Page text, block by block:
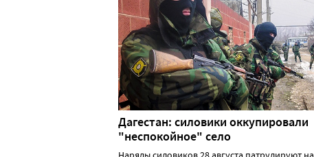
Дагестан: силовики оккупировали
"неспокойное" село